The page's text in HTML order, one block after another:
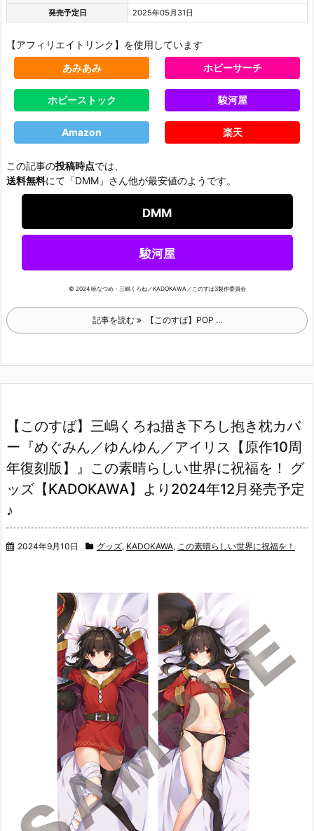
発売予定日 2025年05月31日
【アフィリエイトリンク】を使用しています
あみあみ
ホビーサーチ
ホビーストック 駿河屋
Amazon 楽天
この記事の投稿時点では、
送料無料にて「DMM」さん他が最安値のようです。
DMM
駿河屋
© 2024 暁なつめ・三嶋くろね／KADOKAWA／このすば3製作委員会
記事を読む 【このすば】POP ...
【このすば】三嶋くろね描き下ろし抱き枕カバ
ー『めぐみん／ゆんゆん／アイリス【原作10周
年復刻版】』この素晴らしい世界に祝福を！ グ
ッズ【KADOKAWA】より2024年12月発売予定
♪
2024年9月10日 グッズ, KADOKAWA, この素晴らしい世界に祝福を！